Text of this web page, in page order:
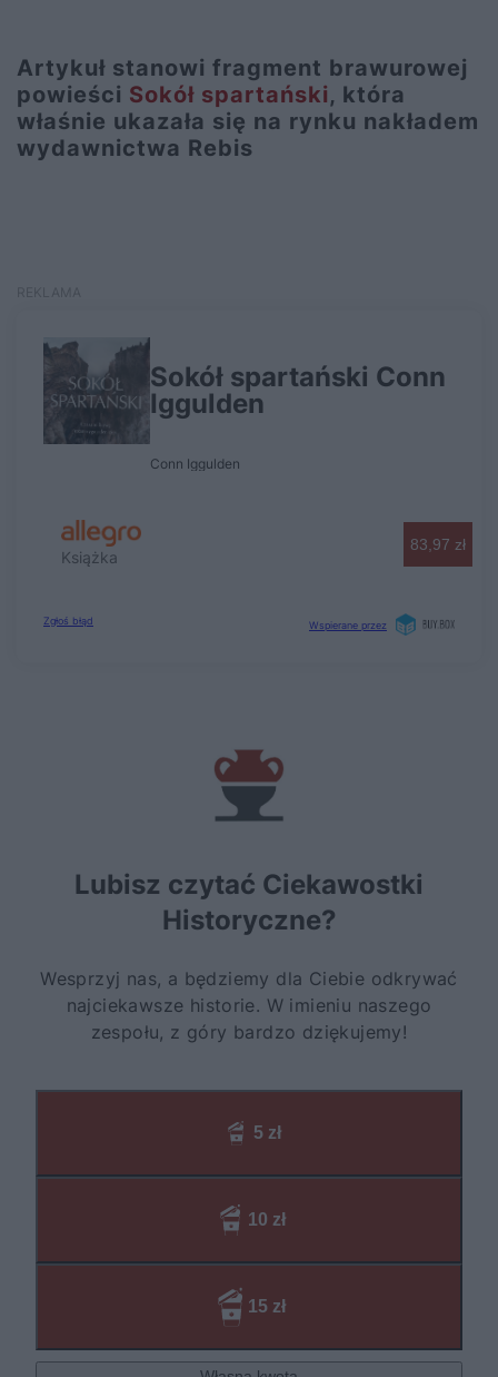
Artykuł stanowi fragment brawurowej
powieści Sokół spartański, która
właśnie ukazała się na rynku nakładem
wydawnictwa Rebis